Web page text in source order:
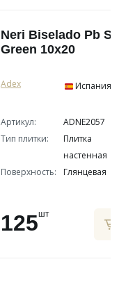
Neri Biselado Pb
Green 10x20
Adex Испания
Артикул:
ADNE2057
Тип плитки:
Плитка
настенная
Поверхность:
Глянцевая
125шт